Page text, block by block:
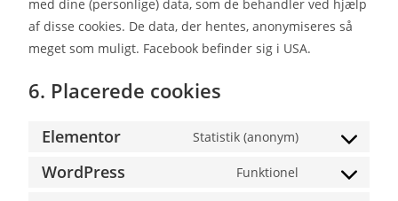
med dine (personlige) data, som de behandler ved hjælp
af disse cookies. De data, der hentes, anonymiseres så
meget som muligt. Facebook befinder sig i USA.
6. Placerede cookies
Elementor Statistik (anonym)
WordPress Funktionel